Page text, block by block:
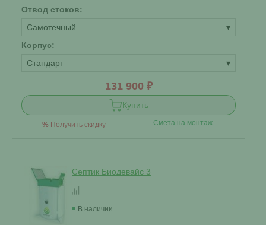
Отвод стоков:
Самотечный
▾
Корпус:
Стандарт
▾
131 900 ₽
Купить
% Получить скидку Смета на монтаж
Септик Биодевайс 3
В наличии